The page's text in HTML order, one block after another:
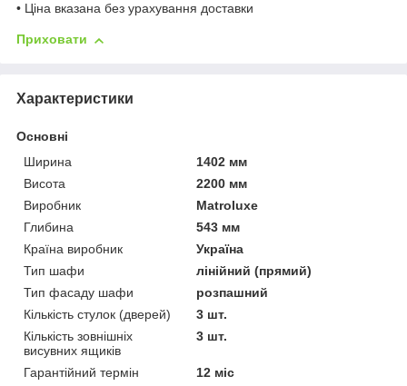
• Ціна вказана без урахування доставки
Приховати
Характеристики
Основні
Ширина
1402 мм
Висота
2200 мм
Виробник
Matroluxe
Глибина
543 мм
Країна виробник
Україна
Тип шафи
лінійний (прямий)
Тип фасаду шафи
розпашний
Кількість стулок (дверей)
3 шт.
Кількість зовнішніх
висувних ящиків
3 шт.
Гарантійний термін
12 міс